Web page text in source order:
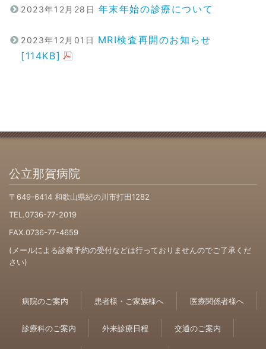
2023年12月28日 年末年始の診療について
2023年12月01日 MRI検査再開のお知らせ
[114KB]
公立那賀病院
〒649-6414 和歌山県紀の川市打田1282
TEL.0736-77-2019
FAX.0736-77-4659
(メールによる診察予約の受付などは行っておりませんのでご了承くだ
さい)
病院のご案内 患者様・ご家族様へ 医療関係者様へ
診療科のご案内 外来診療日程 交通のご案内